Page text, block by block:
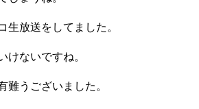
生放送をしてました。
けないですね。
難うございました。